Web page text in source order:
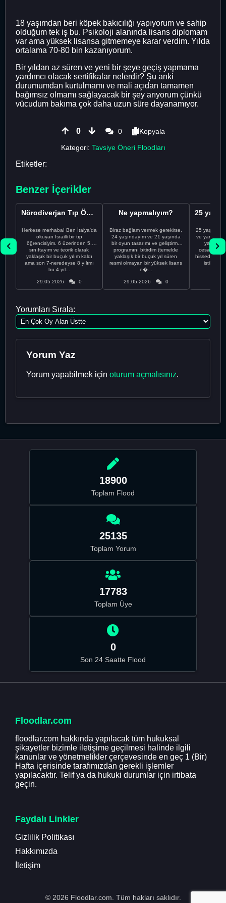
18 yaşımdan beri köpek bakıcılığı yapıyorum ve sahip
olduğum tek iş bu. Psikoloji alanında lisans diplomam
var ama yüksek lisansa gitmemeye karar verdim. Yılda
ortalama 70-80 bin kazanıyorum.
Bir yıldan az süren ve yeni bir şeye geçiş yapmama
yardımcı olacak sertifikalar nelerdir? Şu anki
durumumdan kurtulmamı ve mali açıdan tamamen
bağımsız olmamı sağlayacak bir şey arıyorum çünkü
vücudum bakıma çok daha uzun süre dayanamıyor.
0 0
Kopyala
Kategori: Tavsiye Öneri Floodları
Etiketler:
Benzer İçerikler
Nörodiverjan Tıp Öğrencisi Yeni Bir Yol Arıyor
Herkese merhaba! Ben İtalya'da
okuyan İsrailli bir tıp
öğrencisiyim. 6 üzerinden 5.
sınıftayım ve teorik olarak
yaklaşık bir buçuk yılım kaldı
ama son 7-neredeyse 8 yılımı
bu 4 yıl...
29.05.2026 0
Ne yapmalıyım?
Biraz bağlam vermek gerekirse,
24 yaşındayım ve 21 yaşında
bir oyun tasarımı ve geliştirme
programını bitirdim (temelde
yaklaşık bir buçuk yıl süren
resmi olmayan bir yüksek lisans
e�...
29.05.2026 0
25
ve yanlış
cesaretimin
Yorumları Sırala:
Yorum Yaz
Yorum yapabilmek için oturum açmalısınız.
18900
Toplam Flood
25135
Toplam Yorum
17783
Toplam Üye
0
Son 24 Saatte Flood
Floodlar.com
floodlar.com hakkında yapılacak tüm hukuksal
şikayetler bizimle iletişime geçilmesi halinde ilgili
kanunlar ve yönetmelikler çerçevesinde en geç 1 (Bir)
Hafta içerisinde tarafımızdan gerekli işlemler
yapılacaktır. Telif ya da hukuki durumlar için irtibata
geçin.
Faydalı Linkler
Gizlilik Politikası
Hakkımızda
İletişim
© 2026 Floodlar.com. Tüm hakları saklıdır.